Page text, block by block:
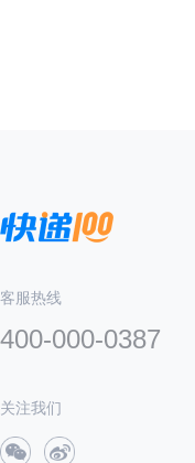
客服热线
400-000-0387
关注我们